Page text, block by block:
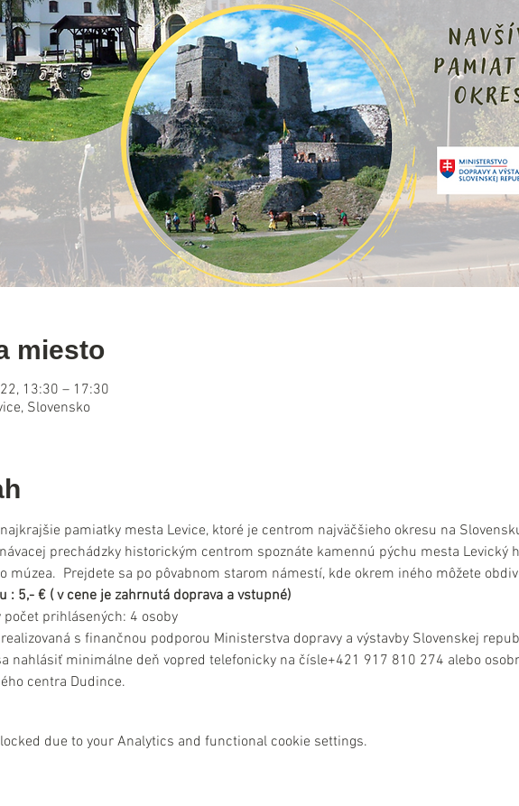
miesto
13:30 – 17:30
Slovensko
pamiatky mesta Levice, ktoré je centrom najväčšieho okresu na
prechádzky historickým centrom spoznáte kamennú pýchu mesta Levický
múzea.  Prejdete sa po pôvabnom starom námestí, kde okrem iného môžete
: 5,- € ( v cene je zahrnutá doprava a vstupné)
počet prihlásených: 4 osoby
s finančnou podporou Ministerstva dopravy a výstavby Slovenskej
nahlásiť minimálne deň vopred telefonicky na čísle+421 917 810 274 alebo
centra Dudince.
due to your Analytics and functional cookie settings.